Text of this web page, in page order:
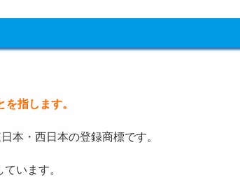
指します。
本・西日本の登録商標です。
います。